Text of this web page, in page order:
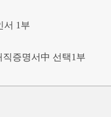
서 1부
증명서中 선택1부